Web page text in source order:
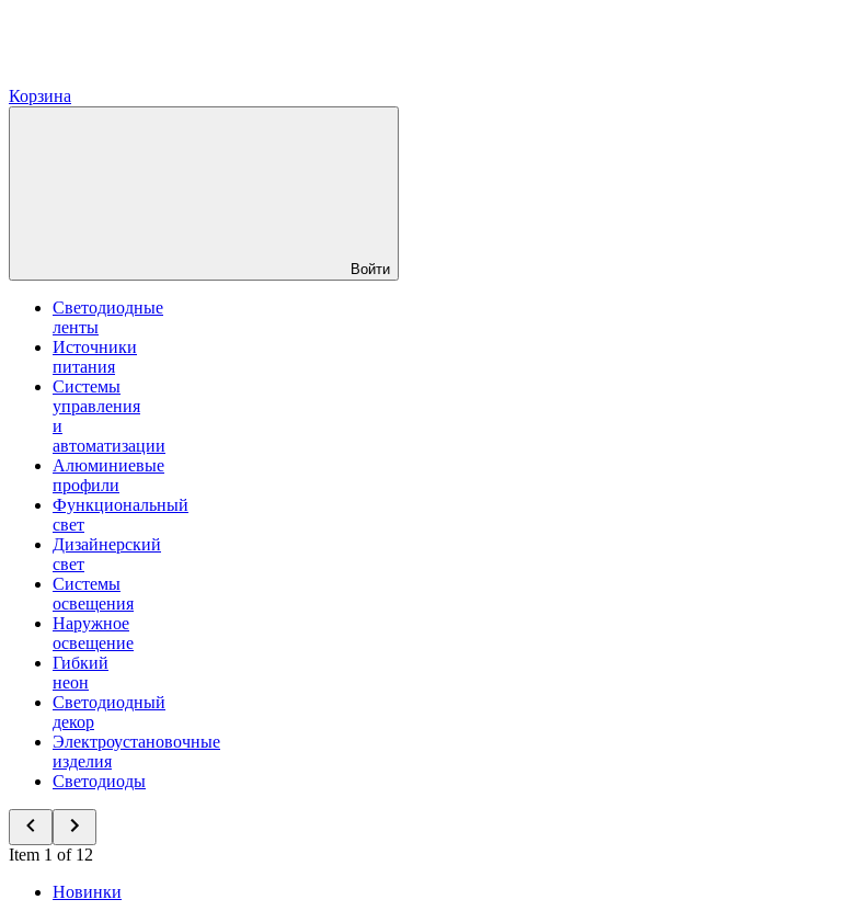
Корзина
Войти
Светодиодные
ленты
Источники
питания
Системы
управления
и
автоматизации
Алюминиевые
профили
Функциональный
свет
Дизайнерский
свет
Системы
освещения
Наружное
освещение
Гибкий
неон
Светодиодный
декор
Электроустановочные
изделия
Светодиоды
Item 1 of 12
Новинки